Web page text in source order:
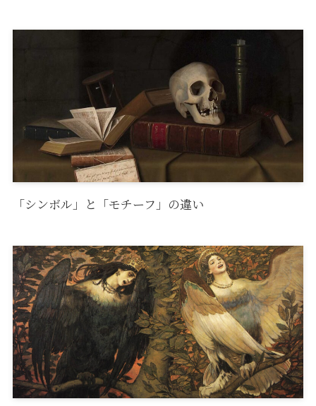
「シンボル」と「モチーフ」の違い